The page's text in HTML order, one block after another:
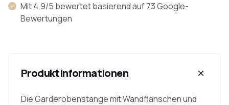
Mit 4,9/5 bewertet basierend auf 73 Google-
Bewertungen
Produktinformationen
Die Garderobenstange mit Wandflanschen und